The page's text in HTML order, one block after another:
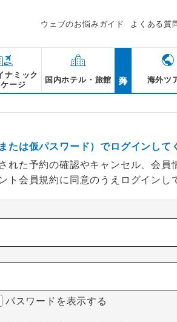
ウェブのお悩みガイド よくある質
ナミック
ージ
国内ホテル・旅館 海外ツ
たは仮パスワード）でログインして
れた予約の確認やキャンセル、会員
会員規約に同意のうえログインし
パスワードを表示する